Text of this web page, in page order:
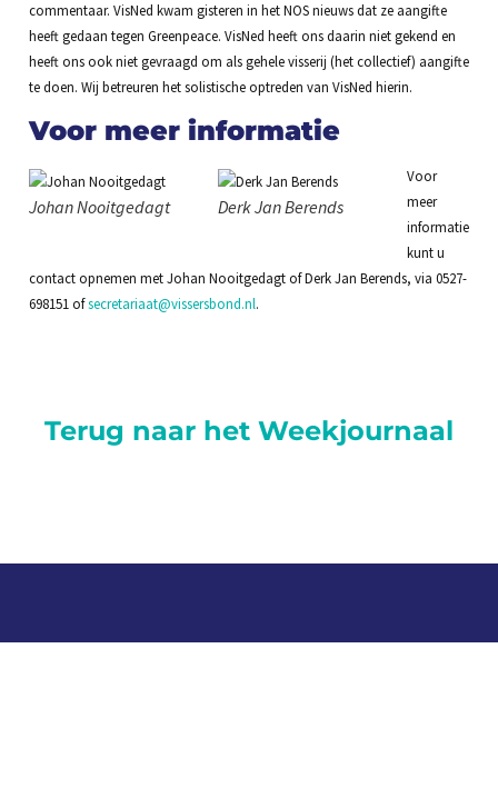
commentaar. VisNed kwam gisteren in het NOS nieuws dat ze aangifte
heeft gedaan tegen Greenpeace. VisNed heeft ons daarin niet gekend en
heeft ons ook niet gevraagd om als gehele visserij (het collectief) aangifte
te doen. Wij betreuren het solistische optreden van VisNed hierin.
Voor meer informatie
Johan Nooitgedagt Derk Jan Berends
Voor
meer
informatie
kunt u
contact opnemen met Johan Nooitgedagt of Derk Jan Berends, via 0527-
698151 ofsecretariaat@vissersbond.nl.
Terug naar het Weekjournaal